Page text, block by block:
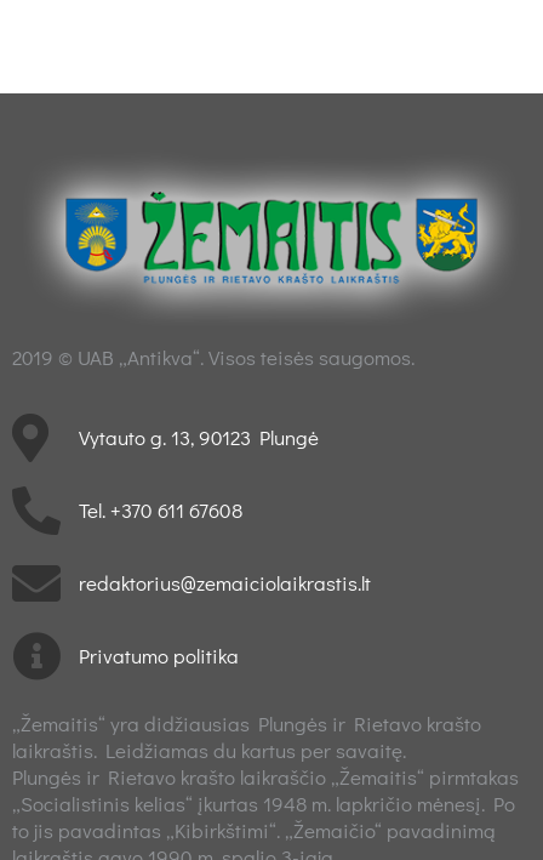
2019 © UAB „Antikva“. Visos teisės saugomos.
Vytauto g. 13, 90123 Plungė
Tel. +370 611 67608
redaktorius@zemaiciolaikrastis.lt
Privatumo politika
„Žemaitis“ yra didžiausias Plungės ir Rietavo krašto
laikraštis. Leidžiamas du kartus per savaitę.
Plungės ir Rietavo krašto laikraščio „Žemaitis“ pirmtakas
„Socialistinis kelias“ įkurtas 1948 m. lapkričio mėnesį. Po
to jis pavadintas „Kibirkštimi“. „Žemaičio“ pavadinimą